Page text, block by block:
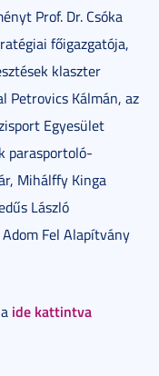
Prof. Dr. Csóka
főigazgatója,
klaszter
Petrovics Kálmán, az
Egyesület
parasportoló-
Mihálffy Kinga
László
Fel Alapítvány
ide kattintva